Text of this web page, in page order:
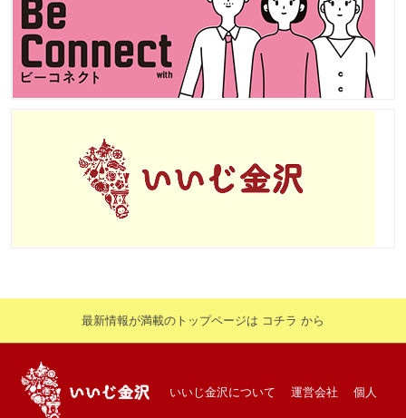
最新情報が満載のトップページは コチラ から
いいじ金沢について 運営会社 個人